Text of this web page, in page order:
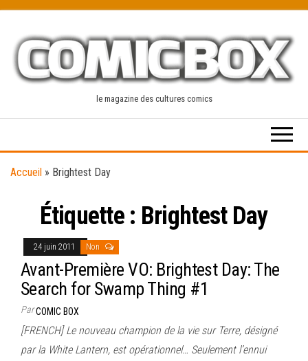
content
le magazine des cultures comics
Accueil » Brightest Day
Étiquette : Brightest Day
24 juin 2011 Non
Avant-Première VO: Brightest Day: The
Search for Swamp Thing #1
ParCOMIC BOX
[FRENCH] Le nouveau champion de la vie sur Terre, désigné
par la White Lantern, est opérationnel… Seulement l’ennui